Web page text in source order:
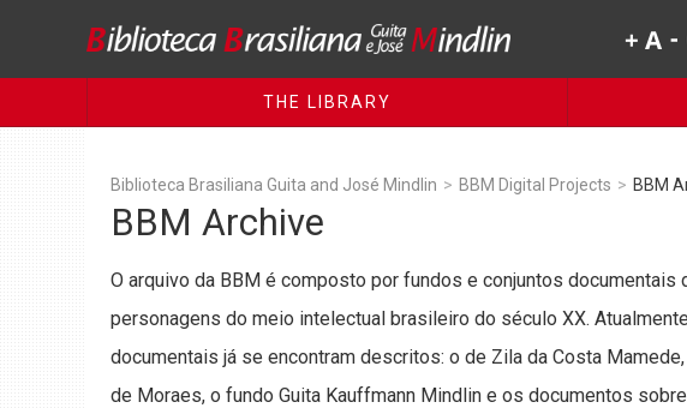
THE LIBRARY
Biblioteca Brasiliana Guita and José Mindlin > BBM Digital Projects > BBM
BBM Archive
O arquivo da BBM é composto por fundos e conjuntos documentais
personagens do meio intelectual brasileiro do século XX.
documentais já se encontram descritos: o de Zila da Costa
de Moraes, o fundo Guita Kauffmann Mindlin e os documentos